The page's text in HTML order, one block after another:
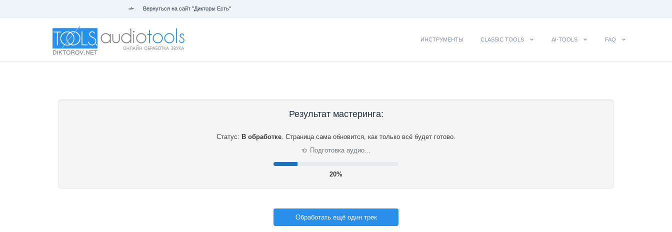
Вернуться на сайт "Дикторы Есть"
ИНСТРУМЕНТЫ CLASSIC TOOLS AI-TOOLS FAQ
Результат мастеринга:
Статус: В обработке. Страница сама обновится, как только всё будет готово.
⟳ Подготовка аудио…
20%
Обработать ещё один трек